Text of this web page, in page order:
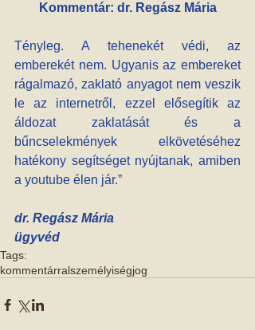
Kommentár: dr. Regász Mária
Tényleg. A tehenekét védi, az
emberekét nem. Ugyanis az embereket
rágalmazó, zaklató anyagot nem veszik
le az internetről, ezzel elősegítik az
áldozat zaklatását és a
bűncselekmények elkövetéséhez
hatékony segítséget nyújtanak, amiben
a youtube élen jár.”
dr. Regász Mária
ügyvéd
Tags:
kommentárralszemélyiségjog